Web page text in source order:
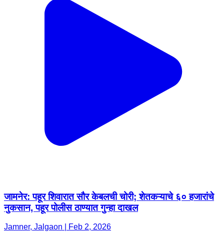
जामनेर: पहूर शिवारात सौर केबलची चोरी; शेतकऱ्याचे ६० हजारांचे
नुकसान, पहूर पोलीस ठाण्यात गुन्हा दाखल
Jamner, Jalgaon | Feb 2, 2026